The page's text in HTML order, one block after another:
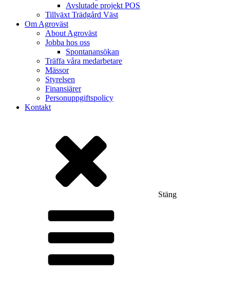
Avslutade projekt POS
Tillväxt Trädgård Väst
Om Agroväst
About Agroväst
Jobba hos oss
Spontanansökan
Träffa våra medarbetare
Mässor
Styrelsen
Finansiärer
Personuppgiftspolicy
Kontakt
Stäng